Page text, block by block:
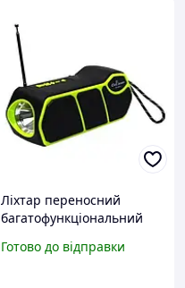
Ліхтар переносний
багатофункціональний
сонячною панеллю
Готово до відправки